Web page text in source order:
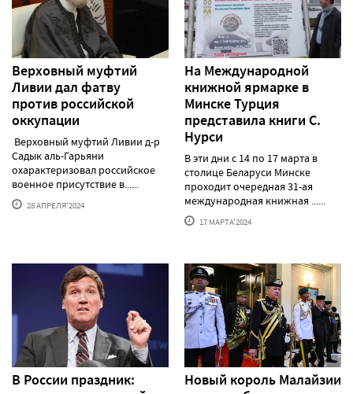
Верховный муфтий
Ливии дал фатву
против российской
оккупации
Верховный муфтий Ливии д-р
Садык аль-Гарьяни
охарактеризовал российское
военное присутствие в......
28 АПРЕЛЯ'2024
На Международной
книжной ярмарке в
Минске Турция
представила книги С.
Нурси
В эти дни с 14 по 17 марта в
столице Беларуси Минске
проходит очередная 31-ая
международная книжная ......
17 МАРТА'2024
В России праздник:
Новый король Малайзии